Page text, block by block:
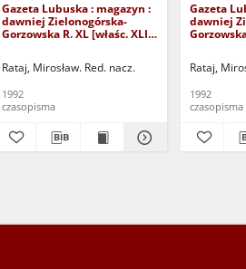
Gazeta Lubuska : magazyn :
dawniej Zielonogórska-
Gorzowska R. XL [właśc. XLI],
Rataj, Mirosław. Red. nacz.
1992
czasopisma
Gazeta
dawniej
Rataj,
1992
czasopisma